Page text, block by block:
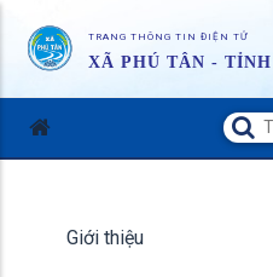
TRANG THÔNG TIN ĐIỆN TỬ
XÃ PHÚ TÂN -
Giới thiệu